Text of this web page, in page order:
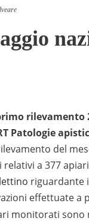
Patologie
del
a 377
riguardante
effettuate a
monitorati sono